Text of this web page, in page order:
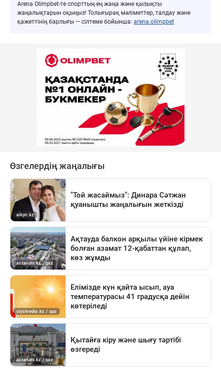
Arena Olimpbet-те спорттың ең жаңа және қызықты
жаңалықтарын оқыңыз! Толығырақ мәліметтер, талдау және
қажеттінің барлығы — сілтеме бойынша: arena.olimpbet